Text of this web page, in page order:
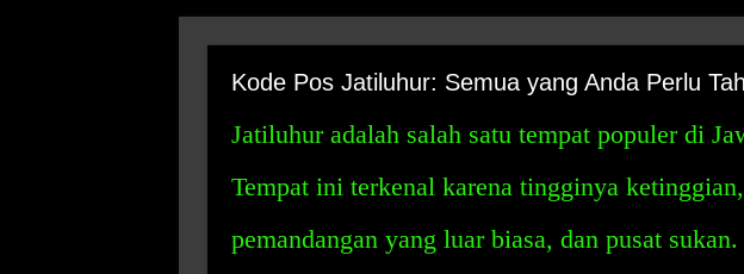
Kode Pos Jatiluhur: Semua yang Anda Perlu
Jatiluhur adalah salah satu tempat populer di
Tempat ini terkenal karena tingginya
pemandangan yang luar biasa, dan pusat